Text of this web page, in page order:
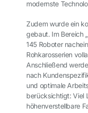
modernste
Zudem wurde ein
gebaut. Im Bereich
145 Roboter
Rohkarosserien
Anschließend
nach
und optimale
berücksichtigt: Viel
höhenverstellbare